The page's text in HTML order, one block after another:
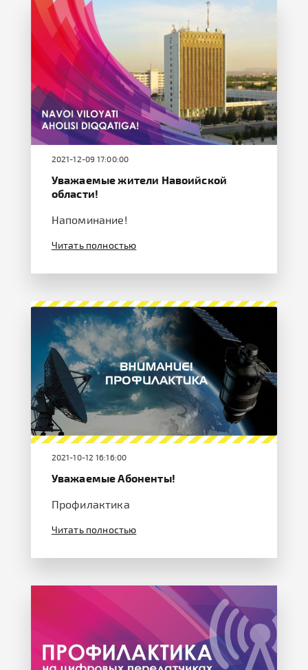
2021-12-09 17:00:00
Уважаемые жители Навоийской
области!
Напоминание!
Читать полностью
2021-10-12 16:16:00
Уважаемые Абоненты!
Профилактика
Читать полностью